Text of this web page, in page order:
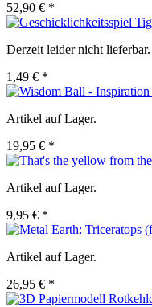
52,90 € *
Derzeit leider nicht lieferbar.
1,49 € *
Artikel auf Lager.
19,95 € *
Artikel auf Lager.
9,95 € *
Artikel auf Lager.
26,95 € *